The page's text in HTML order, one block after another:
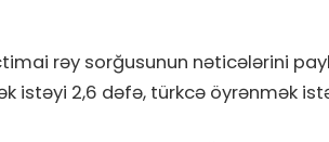
rəy sorğusunun nəticələrini
istəyi 2,6 dəfə, türkcə öyrənmək